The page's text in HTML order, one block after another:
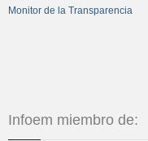
Monitor de la Transparencia
Infoem miembro de: